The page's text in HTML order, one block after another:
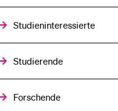
Studieninteressierte
Studierende
Forschende